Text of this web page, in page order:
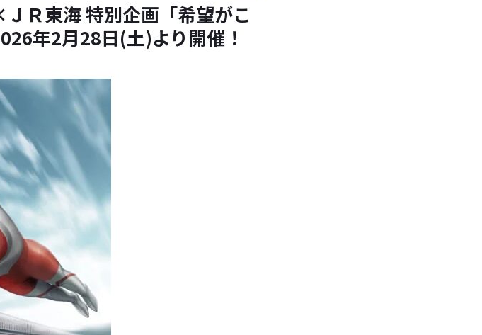
Ｒ東海 特別企画「希望がこ
年2月28日(土)より開催！